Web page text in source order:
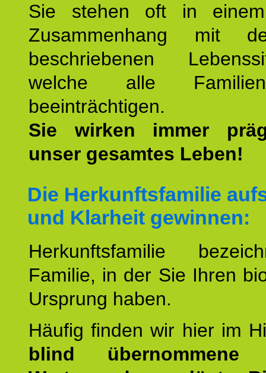
Sie stehen oft in
Zusammenhang mit
beschriebenen
welche alle
beeinträchtigen.
Sie wirken immer
unser gesamtes Leben!
Die Herkunftsfamilie
und Klarheit gewinnen:
Herkunftsfamilie
Familie, in der Sie Ihren
Ursprung haben.
Häufig finden wir hier im
blind übernommene